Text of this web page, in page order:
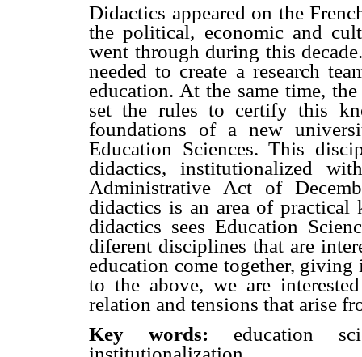
Didactics appeared on the
the political, economic and
went through during this
needed to create a research
education. At the same time,
set the rules to certify this
foundations of a new
Education Sciences. This
didactics, institutionalized
Administrative Act of
didactics is an area of
didactics sees Education
diferent disciplines that are
education come together,
to the above, we are
relation and tensions that arise
Key words: education